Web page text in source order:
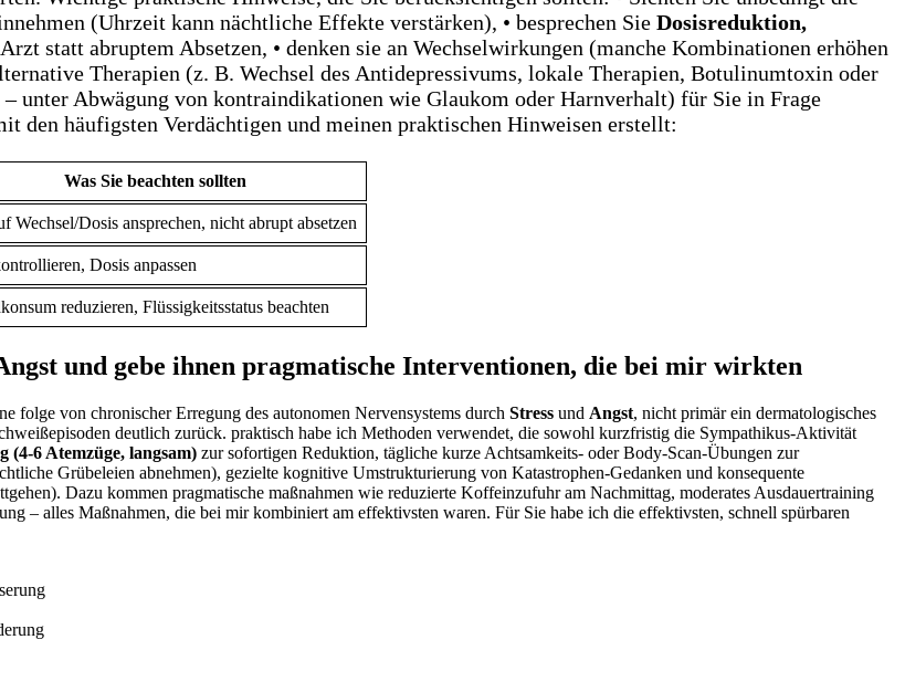
(Uhrzeit kann nächtliche Effekte verstärken), • besprechen Sie Dosisreduktion,
statt abruptem ⁤Absetzen, •⁢ denken ⁢sie an Wechselwirkungen (manche Kombinationen erhöhen
Therapien (z.​ B. Wechsel des Antidepressivums, lokale Therapien, Botulinumtoxin oder
Abwägung von kontraindikationen ⁢wie Glaukom oder Harnverhalt) für Sie in Frage
den häufigsten Verdächtigen und meinen praktischen ‍Hinweisen erstellt:
Was Sie beachten sollten
Wechsel/Dosis ansprechen, nicht abrupt absetzen
Dosis ⁣anpassen
reduzieren,‍ Flüssigkeitsstatus beachten
und gebe ihnen pragmatische Interventionen, die bei mir wirkten
folge ‌von chronischer Erregung des ⁣autonomen Nervensystems ⁣durch Stress und Angst, nicht primär ein dermatologisches
​deutlich zurück. praktisch‌ habe‌ ich Methoden verwendet, die sowohl kurzfristig die Sympathikus‑Aktivität
(4-6‌ Atemzüge, langsam) zur sofortigen Reduktion, tägliche kurze Achtsamkeits‑ oder Body‑Scan‑Übungen zur
Grübeleien abnehmen), gezielte kognitive Umstrukturierung von Katastrophen‑Gedanken und konsequente
Dazu kommen pragmatische ‍maßnahmen wie‌ reduzierte Koffeinzufuhr am Nachmittag, moderates Ausdauertraining
– alles Maßnahmen, die bei mir kombiniert am effektivsten waren. Für Sie habe ich die ⁣effektivsten, schnell spürbaren